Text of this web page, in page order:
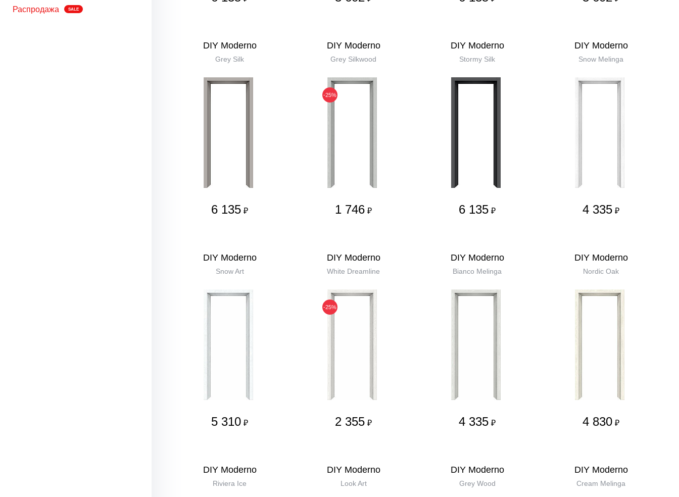
Распродажа SALE
DIY Moderno
Grey Silk
6 135 ₽
DIY Moderno
Grey Silkwood
-25%
1 746 ₽
DIY Moderno
Stormy Silk
6 135 ₽
DIY Moderno
Snow Melinga
4 335 ₽
DIY Moderno
Snow Art
5 310 ₽
DIY Moderno
White Dreamline
-25%
2 355 ₽
DIY Moderno
Bianco Melinga
4 335 ₽
DIY Moderno
Nordic Oak
4 830 ₽
DIY Moderno
Riviera Ice
DIY Moderno
Look Art
DIY Moderno
Grey Wood
DIY Moderno
Cream Melinga